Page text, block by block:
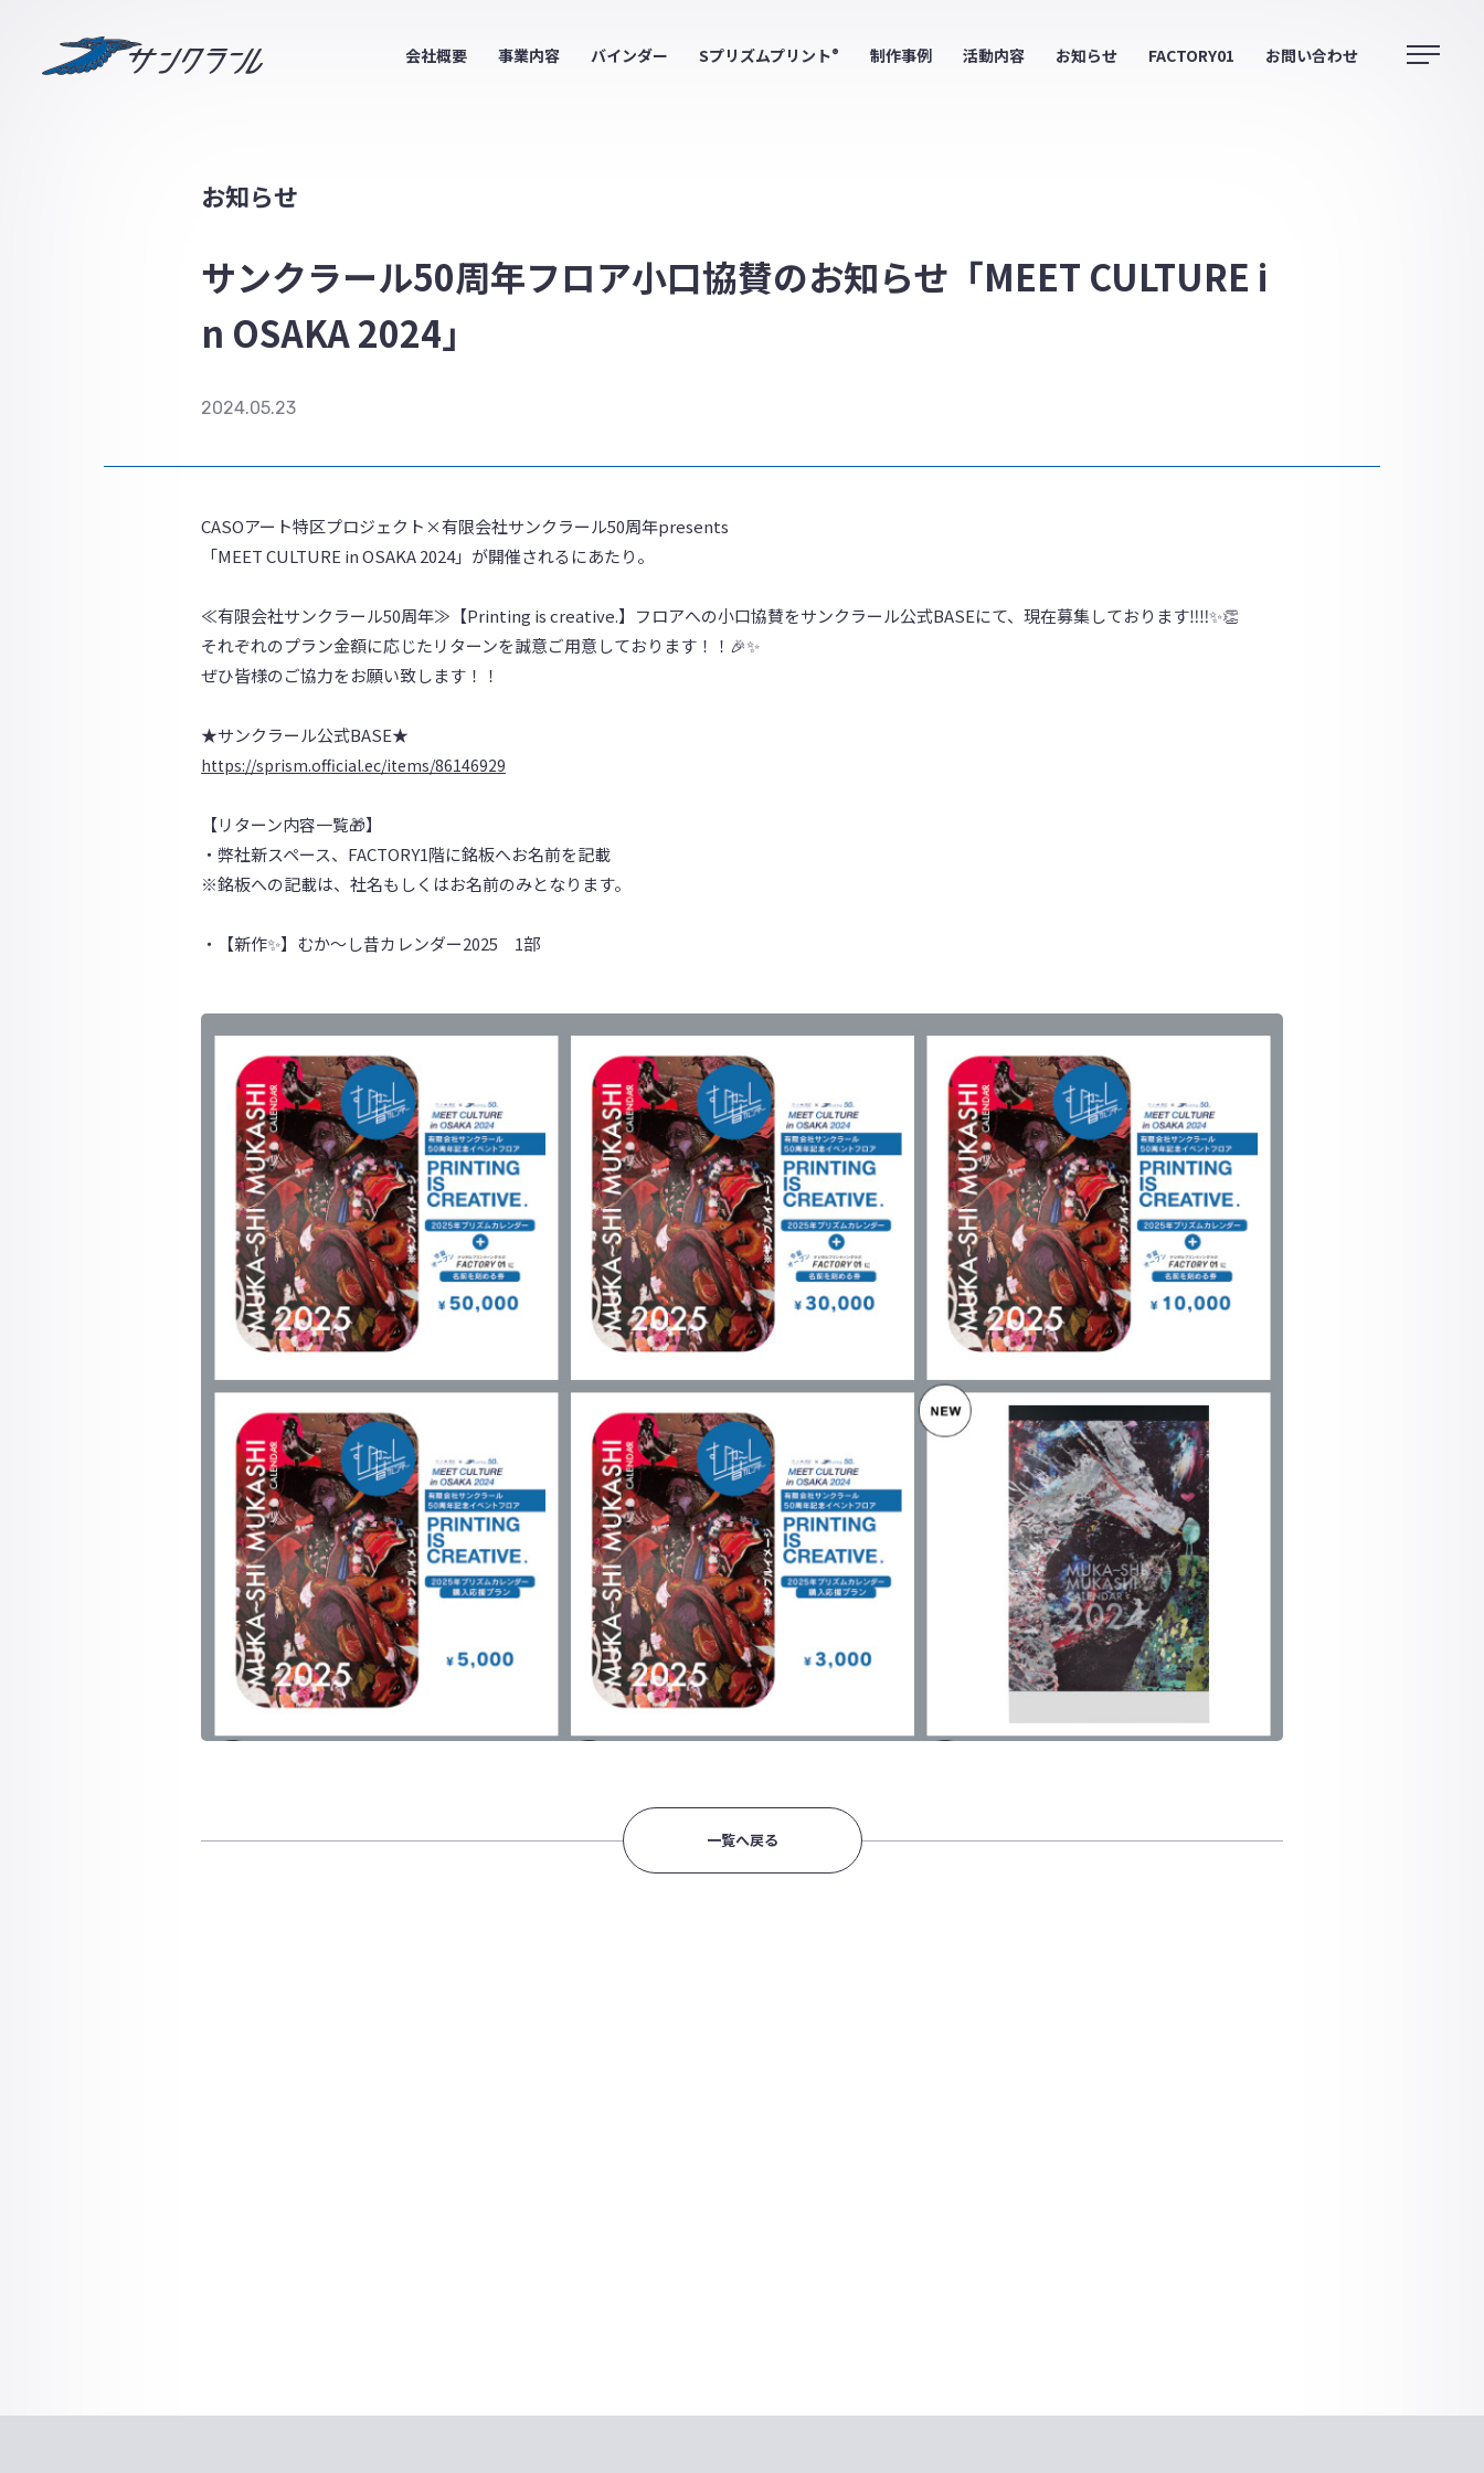
会社概要 事業内容 バインダー Sプリズムプリント® 制作事例 活動内容 お知らせ FACTORY01 お問い合わせ
お知らせ
サンクラール50周年フロア小口協賛のお知らせ「MEET CULTURE i
n OSAKA 2024」
2024.05.23
CASOアート特区プロジェクト×有限会社サンクラール50周年presents
「MEET CULTURE in OSAKA 2024」が開催されるにあたり。
≪有限会社サンクラール50周年≫【Printing is creative.】フロアへの小口協賛をサンクラール公式BASEにて、現在募集しております‼‼✨👏
それぞれのプラン金額に応じたリターンを誠意ご用意しております！！🎉✨
ぜひ皆様のご協力をお願い致します！！
★サンクラール公式BASE★
https://sprism.official.ec/items/86146929
【リターン内容一覧🎁】
・弊社新スペース、FACTORY1階に銘板へお名前を記載
※銘板への記載は、社名もしくはお名前のみとなります。
・【新作✨】むか〜し昔カレンダー2025 1部
一覧へ戻る